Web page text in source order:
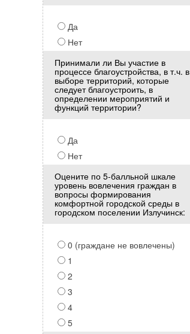
Да
Нет
Принимали ли Вы участие в
процессе благоустройства, в т.ч. в
выборе территорий, которые
следует благоустроить, в
определении мероприятий и
функций территории?
Да
Нет
Оцените по 5-балльной шкале
уровень вовлечения граждан в
вопросы формирования
комфортной городской среды в
городском поселении Излучинск:
0 (граждане не вовлечены)
1
2
3
4
5